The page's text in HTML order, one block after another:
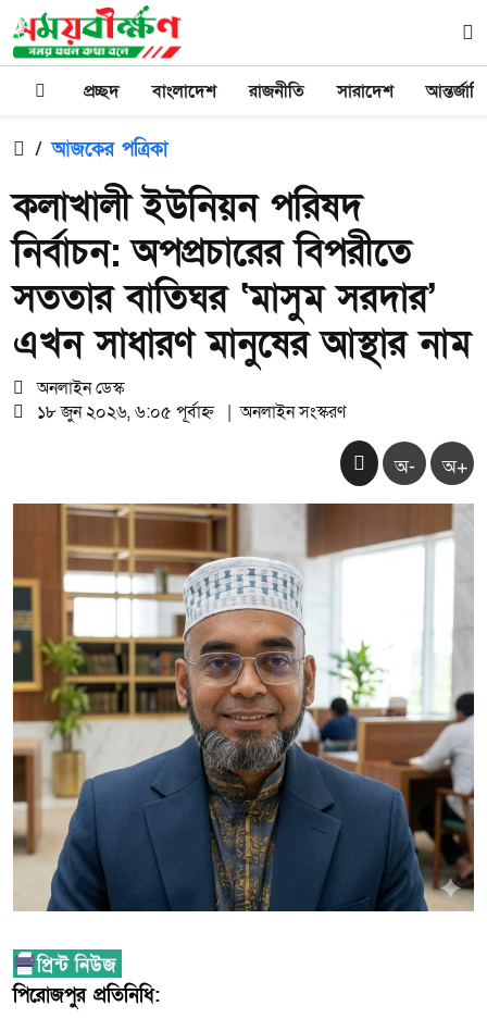
প্রচ্ছদ বাংলাদেশ রাজনীতি সারাদেশ
/ আজকের পত্রিকা
কলাখালী ইউনিয়ন পরিষদ
নির্বাচন: অপপ্রচারের বিপরীতে
সততার বাতিঘর ‘মাসুম সরদার’
এখন সাধারণ মানুষের আস্থার নাম
অনলাইন ডেস্ক
১৮ জুন ২০২৬, ৬:০৫ পূর্বাহ্ন | অনলাইন সংস্করণ
অ- অ+
পিরোজপুর প্রতিনিধি: